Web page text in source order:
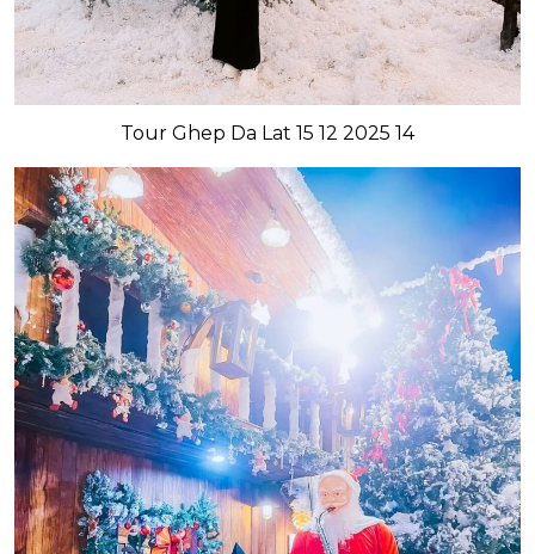
Tour Ghep Da Lat 15 12 2025 14